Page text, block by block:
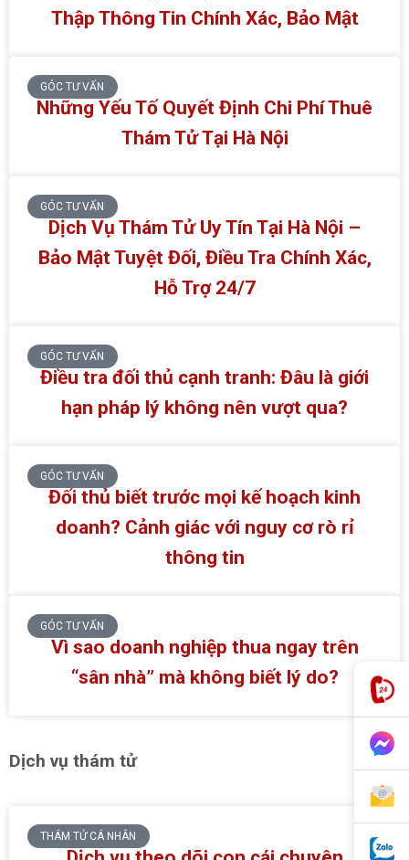
Thập Thông Tin Chính Xác, Bảo Mật
GÓC TƯ VẤN
Những Yếu Tố Quyết Định Chi Phí Thuê
Thám Tử Tại Hà Nội
GÓC TƯ VẤN
Dịch Vụ Thám Tử Uy Tín Tại Hà Nội –
Bảo Mật Tuyệt Đối, Điều Tra Chính Xác,
Hỗ Trợ 24/7
GÓC TƯ VẤN
Điều tra đối thủ cạnh tranh: Đâu là giới
hạn pháp lý không nên vượt qua?
GÓC TƯ VẤN
Đối thủ biết trước mọi kế hoạch kinh
doanh? Cảnh giác với nguy cơ rò rỉ
thông tin
GÓC TƯ VẤN
Vì sao doanh nghiệp thua ngay trên
“sân nhà” mà không biết lý do?
Dịch vụ thám tử
THÁM TỬ CÁ NHÂN